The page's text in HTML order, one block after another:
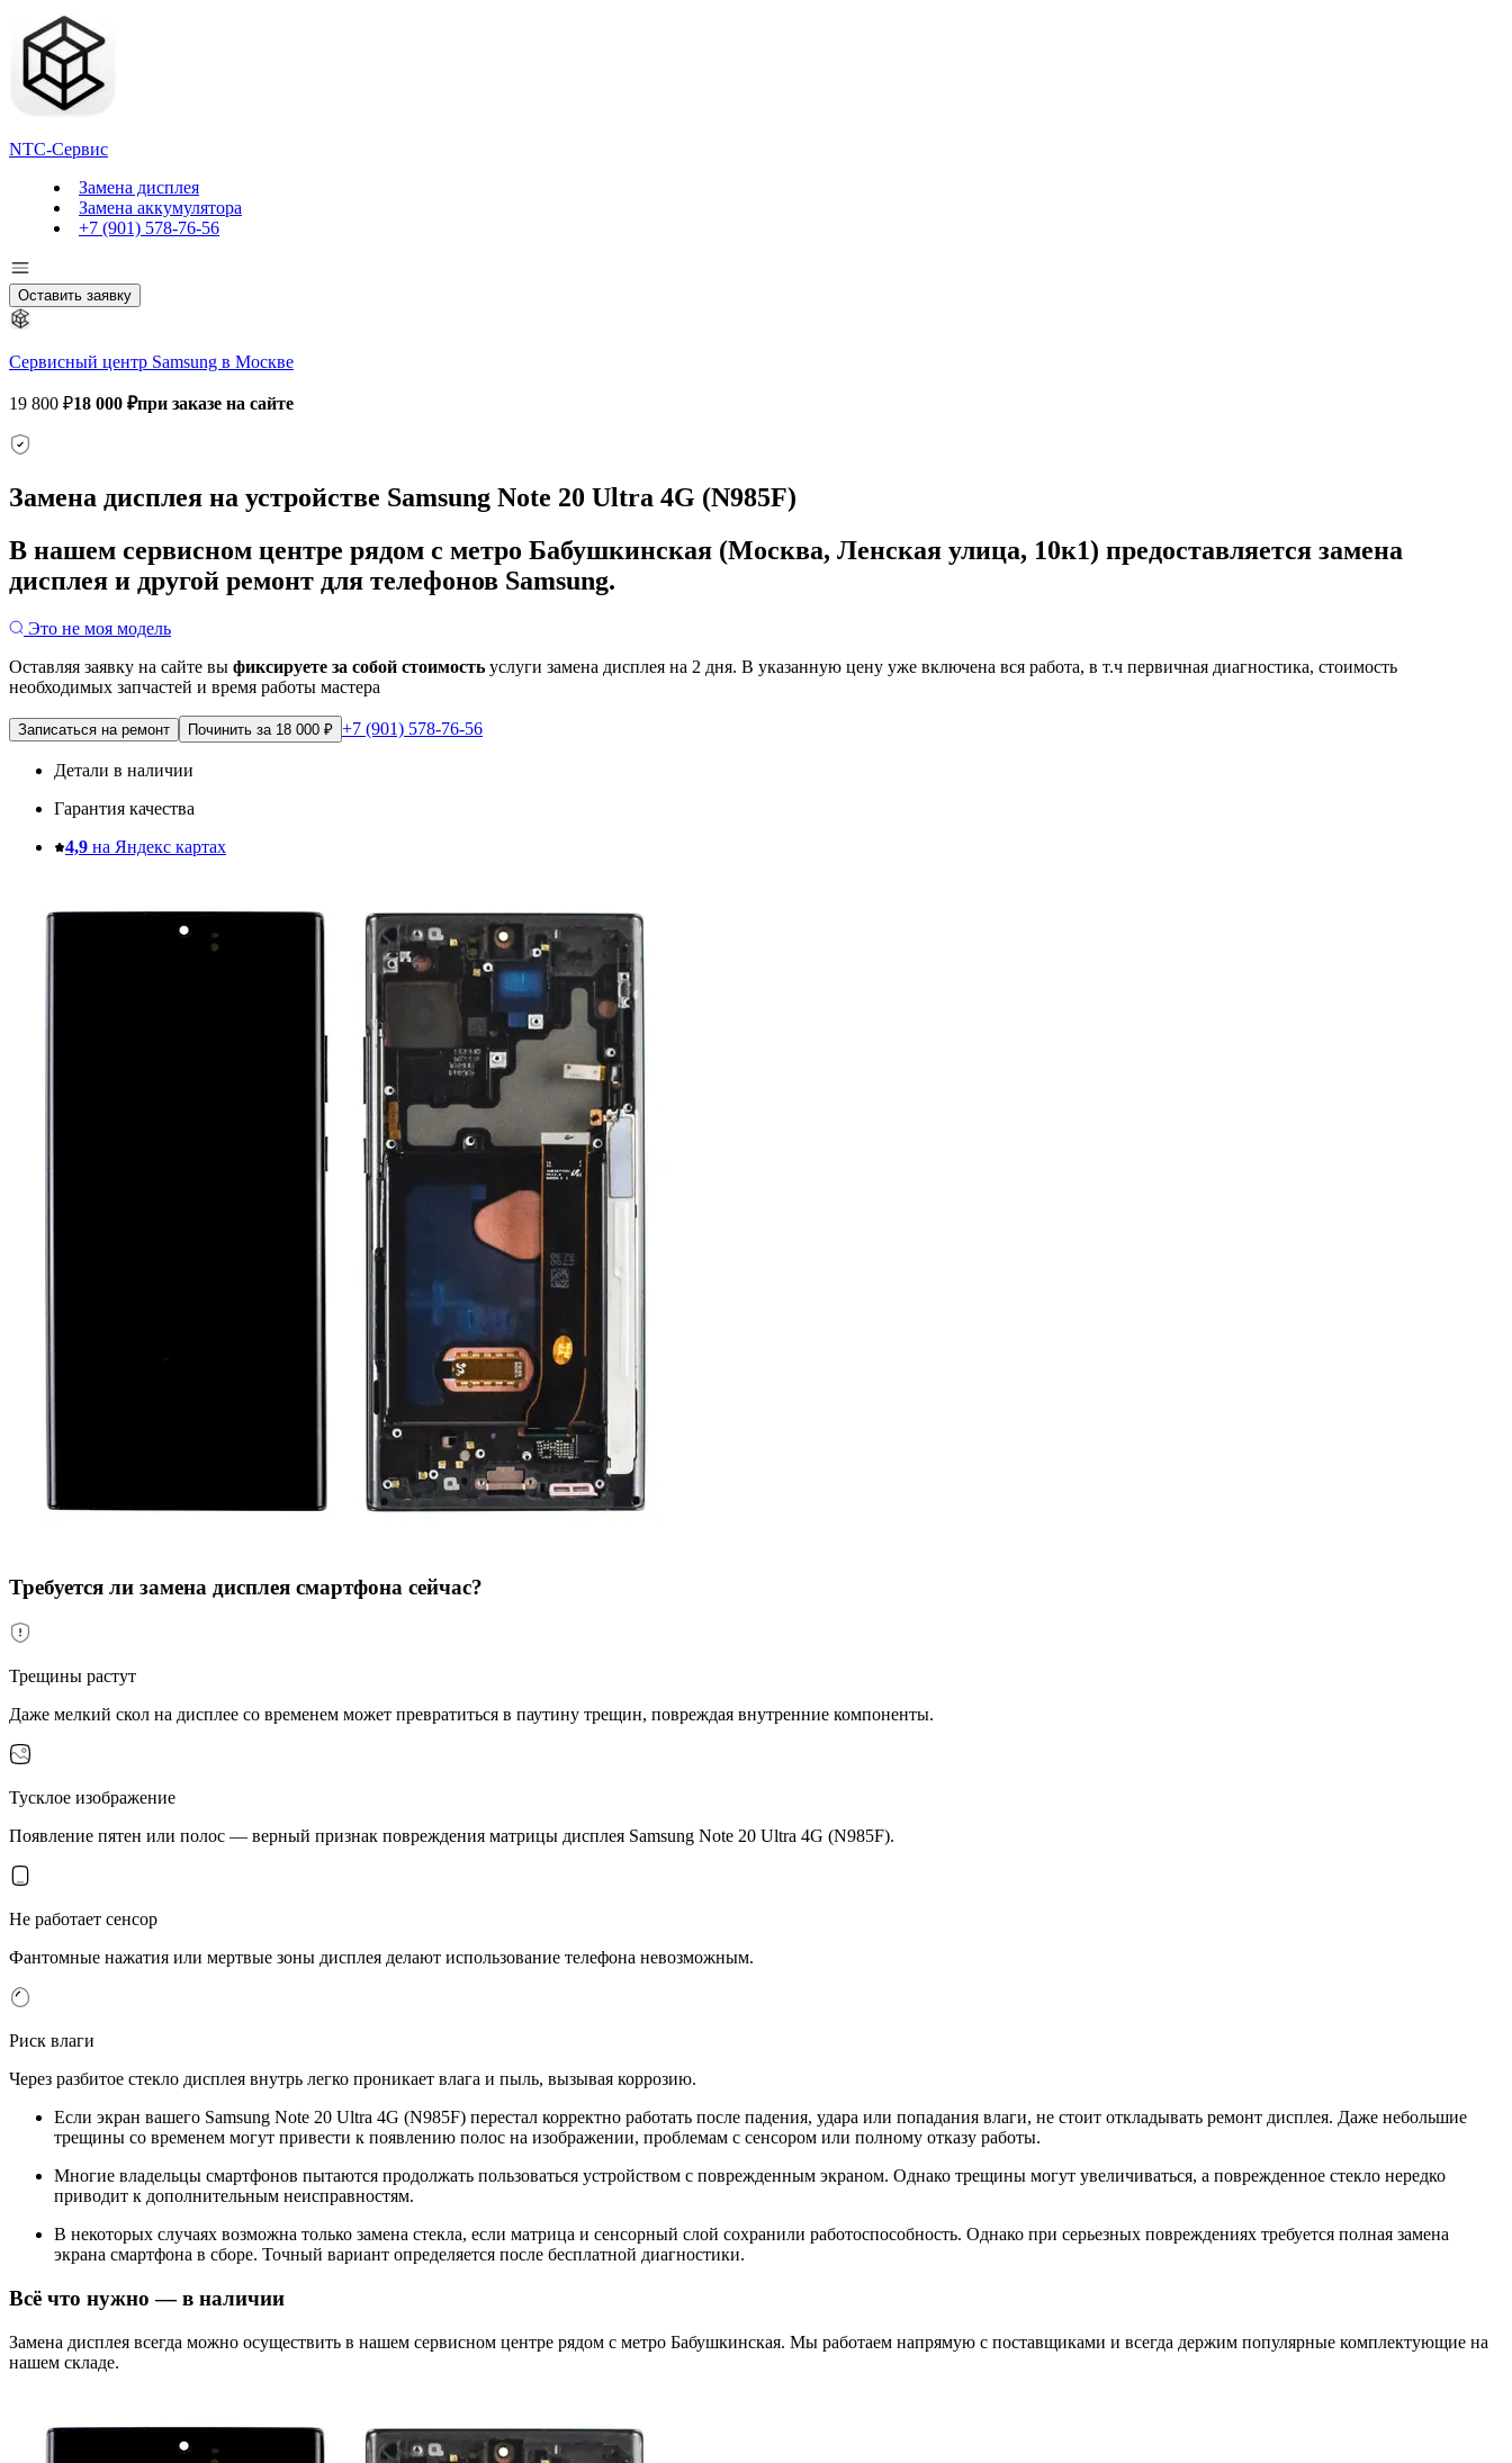
NTC-Сервис
Замена дисплея
Замена аккумулятора
+7 (901) 578-76-56
Оставить заявку
Сервисный центр Samsung в Москве
19 800 ₽18 000 ₽при заказе на сайте
Замена дисплея на устройстве Samsung Note 20 Ultra 4G (N985F)
В нашем сервисном центре рядом с метро Бабушкинская (Москва, Ленская улица, 10к1) предоставляется замена
дисплея и другой ремонт для телефонов Samsung.
Это не моя модель
Оставляя заявку на сайте вы фиксируете за собой стоимость услуги замена дисплея на 2 дня. В указанную цену уже включена вся работа, в т.ч первичная диагностика, стоимость
необходимых запчастей и время работы мастера
Записаться на ремонт Починить за 18 000 ₽ +7 (901) 578-76-56
Детали в наличии
Гарантия качества
4,9 на Яндекс картах
Требуется ли замена дисплея смартфона сейчас?
Трещины растут
Даже мелкий скол на дисплее со временем может превратиться в паутину трещин, повреждая внутренние компоненты.
Тусклое изображение
Появление пятен или полос — верный признак повреждения матрицы дисплея Samsung Note 20 Ultra 4G (N985F).
Не работает сенсор
Фантомные нажатия или мертвые зоны дисплея делают использование телефона невозможным.
Риск влаги
Через разбитое стекло дисплея внутрь легко проникает влага и пыль, вызывая коррозию.
Если экран вашего Samsung Note 20 Ultra 4G (N985F) перестал корректно работать после падения, удара или попадания влаги, не стоит откладывать ремонт дисплея. Даже небольшие
трещины со временем могут привести к появлению полос на изображении, проблемам с сенсором или полному отказу работы.
Многие владельцы смартфонов пытаются продолжать пользоваться устройством с поврежденным экраном. Однако трещины могут увеличиваться, а поврежденное стекло нередко
приводит к дополнительным неисправностям.
В некоторых случаях возможна только замена стекла, если матрица и сенсорный слой сохранили работоспособность. Однако при серьезных повреждениях требуется полная замена
экрана смартфона в сборе. Точный вариант определяется после бесплатной диагностики.
Всё что нужно — в наличии
Замена дисплея всегда можно осуществить в нашем сервисном центре рядом с метро Бабушкинская. Мы работаем напрямую с поставщиками и всегда держим популярные комплектующие на
нашем складе.